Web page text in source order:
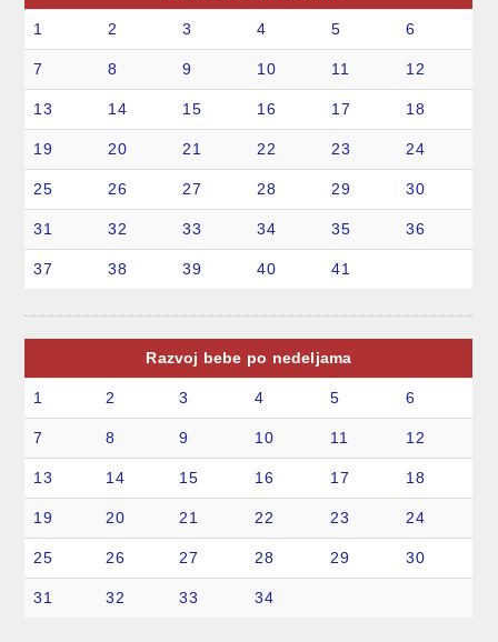
1 2 3 4 5 6
7 8 9 10 11 12
13 14 15 16 17 18
19 20 21 22 23 24
25 26 27 28 29 30
31 32 33 34 35 36
37 38 39 40 41
Razvoj bebe po nedeljama
1 2 3 4 5 6
7 8 9 10 11 12
13 14 15 16 17 18
19 20 21 22 23 24
25 26 27 28 29 30
31 32 33 34